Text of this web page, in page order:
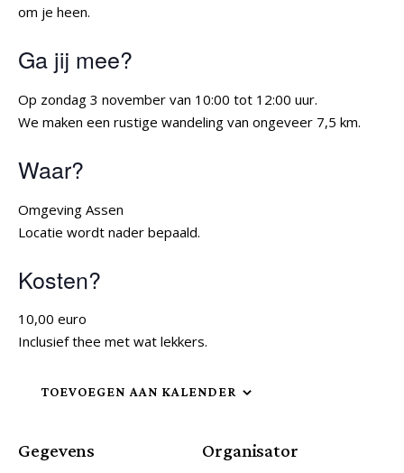
om je heen.
Ga jij mee?
Op zondag 3 november van 10:00 tot 12:00 uur.
We maken een rustige wandeling van ongeveer 7,5 km.
Waar?
Omgeving Assen
Locatie wordt nader bepaald.
Kosten?
10,00 euro
Inclusief thee met wat lekkers.
TOEVOEGEN AAN KALENDER
Gegevens Organisator